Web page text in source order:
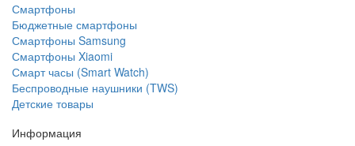
Смартфоны
Бюджетные смартфоны
Смартфоны Samsung
Смартфоны Xiaomi
Смарт часы (Smart Watch)
Беспроводные наушники (TWS)
Детские товары
Информация